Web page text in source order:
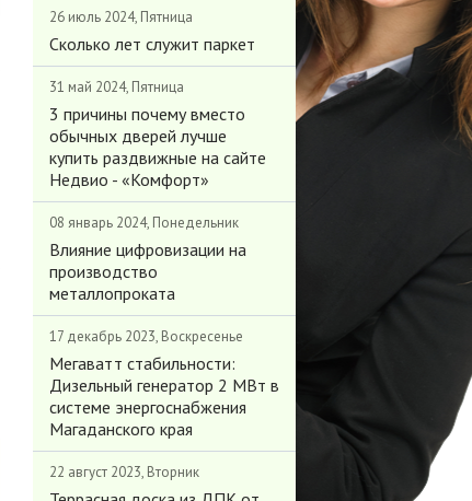
26 июль 2024, Пятница
Сколько лет служит паркет
31 май 2024, Пятница
3 причины почему вместо
обычных дверей лучше
купить раздвижные на сайте
Недвио - «Комфорт»
08 январь 2024, Понедельник
Влияние цифровизации на
производство
металлопроката
17 декабрь 2023, Воскресенье
Мегаватт стабильности:
Дизельный генератор 2 МВт в
системе энергоснабжения
Магаданского края
22 август 2023, Вторник